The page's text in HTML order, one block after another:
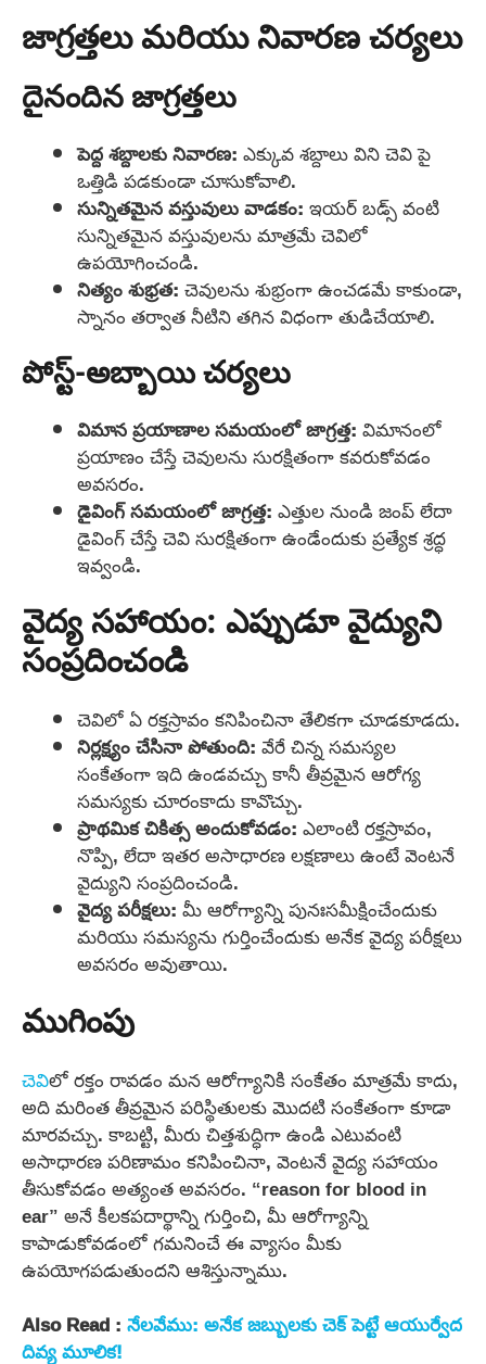
జాగ్రత్తలు మరియు నివారణ చర్యలు
దైనందిన జాగ్రత్తలు
పెద్ద శబ్దాలకు నివారణ:ఎక్కువ శబ్దాలు విని చెవి పై
ఒత్తిడి పడకుండా చూసుకోవాలి.
సున్నితమైన వస్తువులు వాడకం:ఇయర్ బడ్స్ వంటి
సున్నితమైన వస్తువులను మాత్రమే చెవిలో
ఉపయోగించండి.
నిత్యం శుభ్రత:చెవులను శుభ్రంగా ఉంచడమే కాకుండా,
స్నానం తర్వాత నీటిని తగిన విధంగా తుడిచేయాలి.
పోస్ట్-అబ్బాయి చర్యలు
విమాన ప్రయాణాల సమయంలో జాగ్రత్త:విమానంలో
ప్రయాణం చేస్తే చెవులను సురక్షితంగా కవరుకోవడం
అవసరం.
డైవింగ్ సమయంలో జాగ్రత్త:ఎత్తుల నుండి జంప్ లేదా
డైవింగ్ చేస్తే చెవి సురక్షితంగా ఉండేందుకు ప్రత్యేక శ్రద్ధ
ఇవ్వండి.
వైద్య సహాయం: ఎప్పుడూ వైద్యుని
సంప్రదించండి
చెవిలో ఏ రక్తస్రావం కనిపించినా తేలికగా చూడకూడదు.
నిర్లక్ష్యం చేసినా పోతుంది:వేరే చిన్న సమస్యల
సంకేతంగా ఇది ఉండవచ్చు కానీ తీవ్రమైన ఆరోగ్య
సమస్యకు చూరంకాదు కావొచ్చు.
ప్రాథమిక చికిత్స అందుకోవడం:ఎలాంటి రక్తస్రావం,
నొప్పి, లేదా ఇతర అసాధారణ లక్షణాలు ఉంటే వెంటనే
వైద్యుని సంప్రదించండి.
వైద్య పరీక్షలు:మీ ఆరోగ్యాన్ని పునఃసమీక్షించేందుకు
మరియు సమస్యను గుర్తించేందుకు అనేక వైద్య పరీక్షలు
అవసరం అవుతాయి.
ముగింపు
చెవిలో రక్తం రావడం మన ఆరోగ్యానికి సంకేతం మాత్రమే కాదు,
అది మరింత తీవ్రమైన పరిస్థితులకు మొదటి సంకేతంగా కూడా
మారవచ్చు. కాబట్టి, మీరు చిత్తశుద్ధిగా ఉండి ఎటువంటి
అసాధారణ పరిణామం కనిపించినా, వెంటనే వైద్య సహాయం
తీసుకోవడం అత్యంత అవసరం. “reason for blood in
ear” అనే కీలకపదార్థాన్ని గుర్తించి, మీ ఆరోగ్యాన్ని
కాపాడుకోవడంలో గమనించే ఈ వ్యాసం మీకు
ఉపయోగపడుతుందని ఆశిస్తున్నాము.
Also Read :నేలవేము: అనేక జబ్బులకు చెక్ పెట్టే ఆయుర్వేద
దివ్య మూలిక!